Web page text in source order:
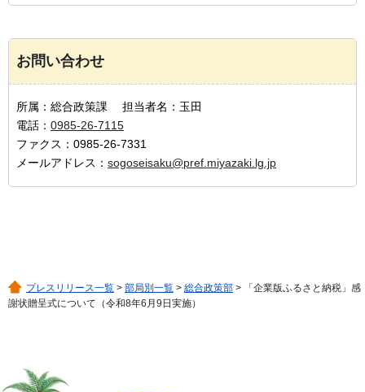
お問い合わせ
所属：総合政策課 担当者名：玉田
電話： 0985-26-7115
ファクス：0985-26-7331
メールアドレス： sogoseisaku@pref.miyazaki.lg.jp
プレスリリース一覧 > 部局別一覧 > 総合政策部 > 「企業版ふるさと納税」感
謝状贈呈式について（令和8年6月9日実施）